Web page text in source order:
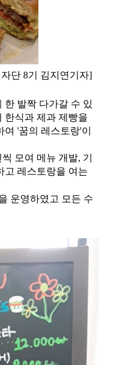
단 8기 김지연기자]
한 발짝 다가갈 수 있
한식과 제과 제빵을
여'꿈의 레스토랑'이
씩 모여 메뉴 개발, 기
고 레스토랑을 여는
운영하였고 모든 수